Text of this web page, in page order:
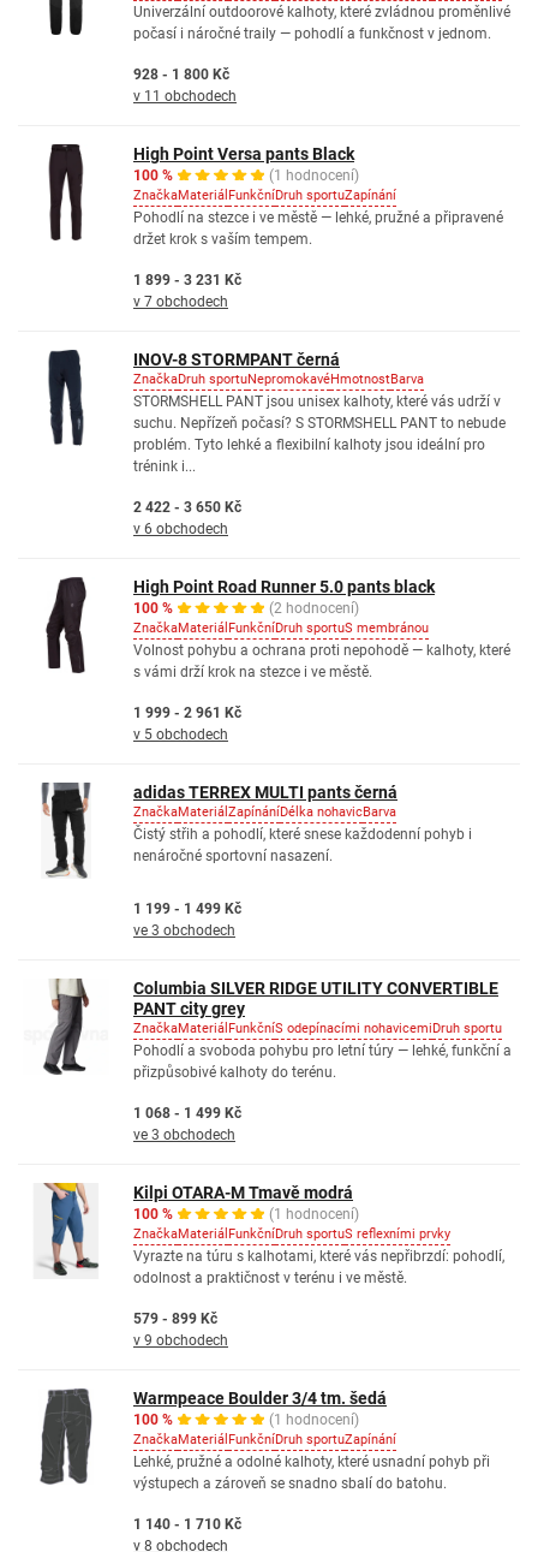
Univerzální outdoorové kalhoty, které zvládnou proměnlivé
počasí i náročné traily — pohodlí a funkčnost v jednom.
928 - 1 800 Kč
v 11 obchodech
High Point Versa pants Black
100 % (1 hodnocení)
ZnačkaMateriál FunkčníDruh sportuZapínání
Pohodlí na stezce i ve městě — lehké, pružné a připravené
držet krok s vaším tempem.
1 899 - 3 231 Kč
v 7 obchodech
INOV-8 STORMPANT černá
ZnačkaDruh sportuNepromokavéHmotnostBarva
STORMSHELL PANT jsou unisex kalhoty, které vás udrží v
suchu. Nepřízeň počasí? S STORMSHELL PANT to nebude
problém. Tyto lehké a flexibilní kalhoty jsou ideální pro
trénink i...
2 422 - 3 650 Kč
v 6 obchodech
High Point Road Runner 5.0 pants black
100 % (2 hodnocení)
ZnačkaMateriál FunkčníDruh sportuS membránou
Volnost pohybu a ochrana proti nepohodě — kalhoty, které
s vámi drží krok na stezce i ve městě.
1 999 - 2 961 Kč
v 5 obchodech
adidas TERREX MULTI pants černá
ZnačkaMateriál ZapínáníDélka nohavicBarva
Čistý střih a pohodlí, které snese každodenní pohyb i
nenáročné sportovní nasazení.
1 199 - 1 499 Kč
ve 3 obchodech
Columbia SILVER RIDGE UTILITY CONVERTIBLE
PANT city grey
ZnačkaMateriál FunkčníS odepínacími nohavicemiDruh sportu
Pohodlí a svoboda pohybu pro letní túry — lehké, funkční a
přizpůsobivé kalhoty do terénu.
1 068 - 1 499 Kč
ve 3 obchodech
Kilpi OTARA-M Tmavě modrá
100 % (1 hodnocení)
ZnačkaMateriál FunkčníDruh sportuS reflexními prvky
Vyrazte na túru s kalhotami, které vás nepřibrzdí: pohodlí,
odolnost a praktičnost v terénu i ve městě.
579 - 899 Kč
v 9 obchodech
Warmpeace Boulder 3/4 tm. šedá
100 % (1 hodnocení)
ZnačkaMateriál FunkčníDruh sportuZapínání
Lehké, pružné a odolné kalhoty, které usnadní pohyb při
výstupech a zároveň se snadno sbalí do batohu.
1 140 - 1 710 Kč
v 8 obchodech